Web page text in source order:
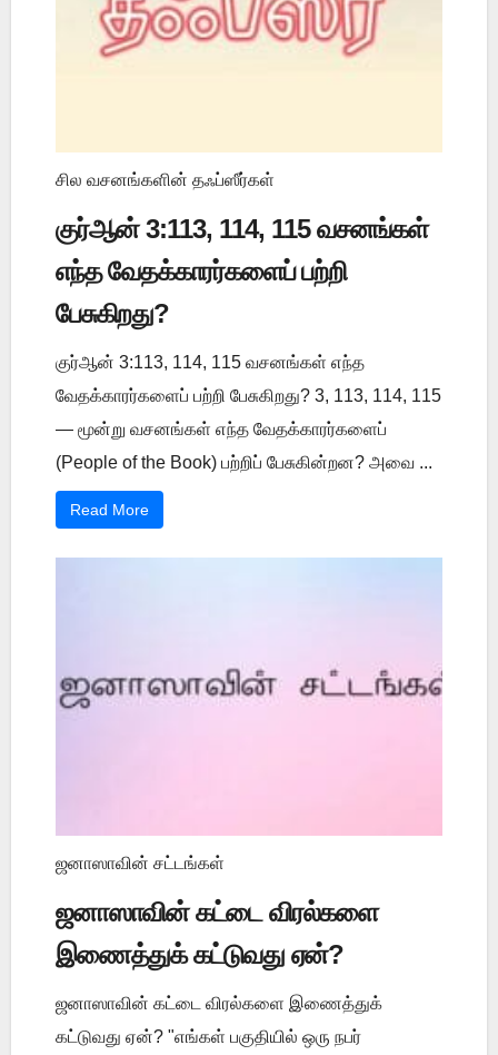
சில வசனங்களின் தஃப்ஸீர்கள்
குர்ஆன் 3:113, 114, 115 வசனங்கள்
எந்த வேதக்காரர்களைப் பற்றி
பேசுகிறது?
குர்ஆன் 3:113, 114, 115 வசனங்கள் எந்த
வேதக்காரர்களைப் பற்றி பேசுகிறது? 3, 113, 114, 115
— மூன்று வசனங்கள் எந்த வேதக்காரர்களைப்
(People of the Book) பற்றிப் பேசுகின்றன? அவை ...
Read More
ஜனாஸாவின் சட்டங்கள்
ஜனாஸாவின் கட்டை விரல்களை
இணைத்துக் கட்டுவது ஏன்?
ஜனாஸாவின் கட்டை விரல்களை இணைத்துக்
கட்டுவது ஏன்? "எங்கள் பகுதியில் ஒரு நபர்